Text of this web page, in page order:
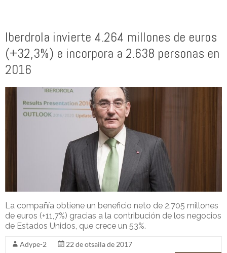
Iberdrola invierte 4.264 millones de euros
(+32,3%) e incorpora a 2.638 personas en
2016
La compañía obtiene un beneficio neto de 2.705 millones
de euros (+11,7%) gracias a la contribución de los negocios
de Estados Unidos, que crece un 53%.
Adype-2
22 de otsaila de 2017